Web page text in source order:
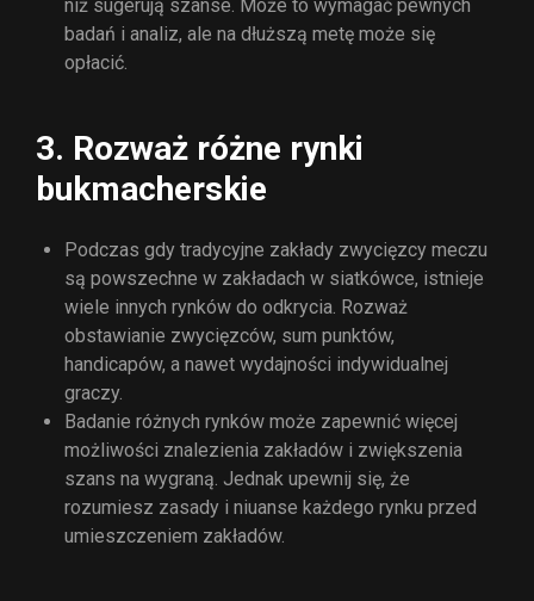
niż sugerują szanse. Może to wymagać pewnych
badań i analiz, ale na dłuższą metę może się
opłacić.
3. Rozważ różne rynki
bukmacherskie
Podczas gdy tradycyjne zakłady zwycięzcy meczu
są powszechne w zakładach w siatkówce, istnieje
wiele innych rynków do odkrycia. Rozważ
obstawianie zwycięzców, sum punktów,
handicapów, a nawet wydajności indywidualnej
graczy.
Badanie różnych rynków może zapewnić więcej
możliwości znalezienia zakładów i zwiększenia
szans na wygraną. Jednak upewnij się, że
rozumiesz zasady i niuanse każdego rynku przed
umieszczeniem zakładów.